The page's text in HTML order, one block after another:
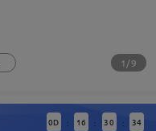
1/9
0D : 16 : 30 : 34